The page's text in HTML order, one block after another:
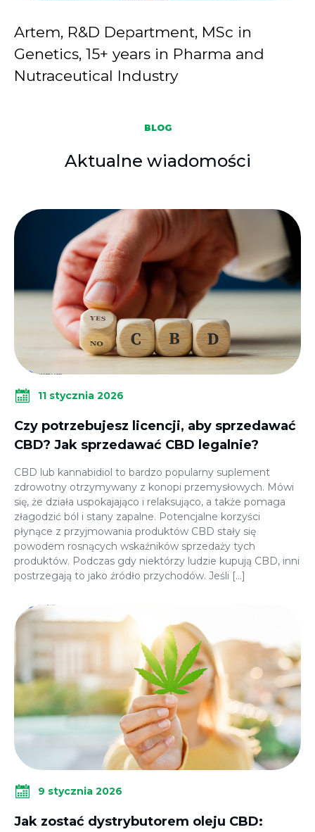
Artem, R&D Department, MSc in
Genetics, 15+ years in Pharma and
Nutraceutical Industry
BLOG
Aktualne wiadomości
11 stycznia 2026
Czy potrzebujesz licencji, aby sprzedawać
CBD? Jak sprzedawać CBD legalnie?
CBD lub kannabidiol to bardzo popularny suplement
zdrowotny otrzymywany z konopi przemysłowych. Mówi
się, że działa uspokajająco i relaksująco, a także pomaga
złagodzić ból i stany zapalne. Potencjalne korzyści
płynące z przyjmowania produktów CBD stały się
powodem rosnących wskaźników sprzedaży tych
produktów. Podczas gdy niektórzy ludzie kupują CBD, inni
postrzegają to jako źródło przychodów. Jeśli […]
9 stycznia 2026
Jak zostać dystrybutorem oleju CBD: